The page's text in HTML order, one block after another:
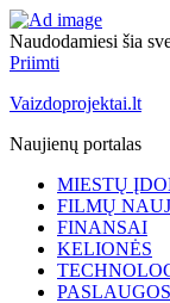
Naudodamiesi šia
Priimti
Vaizdoprojektai.lt
Naujienų portalas
MIESTŲ
FILMŲ
FINANSAI
KELIONĖS
PASLAUGOS